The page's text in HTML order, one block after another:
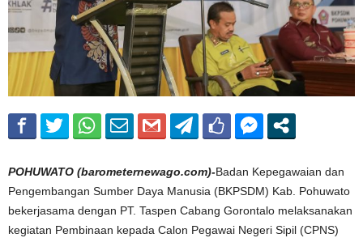
POHUWATO (barometernewago.com)-Badan Kepegawaian dan
Pengembangan Sumber Daya Manusia (BKPSDM) Kab. Pohuwato
bekerjasama dengan PT. Taspen Cabang Gorontalo melaksanakan
kegiatan Pembinaan kepada Calon Pegawai Negeri Sipil (CPNS)